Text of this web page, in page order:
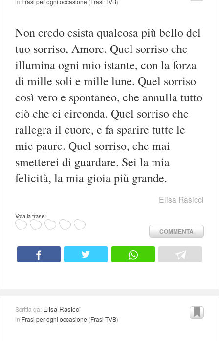
Non credo esista qualcosa più bello del
tuo sorriso, Amore. Quel sorriso che
illumina ogni mio istante, con la forza
di mille soli e mille lune. Quel sorriso
così vero e spontaneo, che annulla tutto
ciò che ci circonda. Quel sorriso che
rallegra il cuore, e fa sparire tutte le
mie paure. Quel sorriso, che mai
smetterei di guardare. Sei la mia
felicità, la mia gioia più grande.
Elisa Rasicci
Vota la frase:
COMMENTA
Scritta da: Elisa Rasicci
in Frasi per ogni occasione (Frasi TVB)